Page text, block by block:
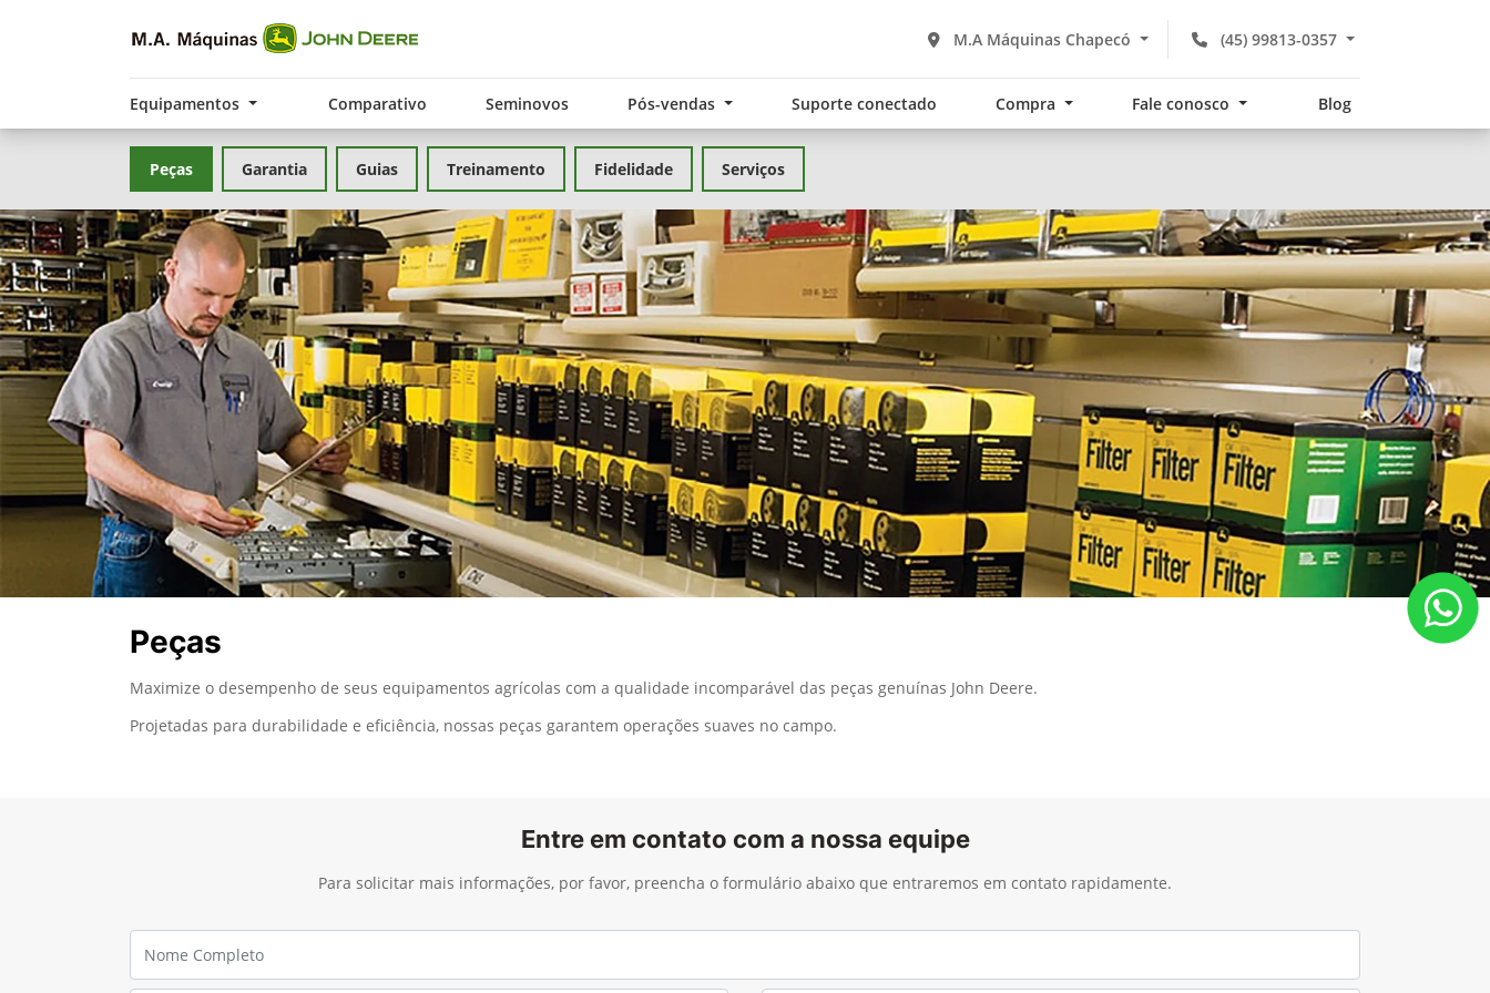
(45) 99813-0357
M.A Máquinas Chapecó
Equipamentos Comparativo Seminovos Pós-vendas Suporte conectado Compra Fale conosco Blog
Peças Garantia Guias Treinamento Fidelidade Serviços
Peças
Maximize o desempenho de seus equipamentos agrícolas com a qualidade incomparável das peças genuínas John Deere.
Projetadas para durabilidade e eficiência, nossas peças garantem operações suaves no campo.
Entre em contato com a nossa equipe
Para solicitar mais informações, por favor, preencha o formulário abaixo que entraremos em contato rapidamente.